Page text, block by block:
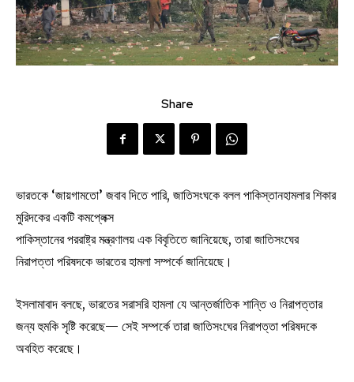
Share
ভারতকে ‘জায়গামতো’ জবাব দিতে পারি, জাতিসংঘকে বলল পাকিস্তানহামলার শিকার
মুরিদকের একটি কমপ্লেক্স
পাকিস্তানের পররাষ্ট্র মন্ত্রণালয় এক বিবৃতিতে জানিয়েছে, তারা জাতিসংঘের
নিরাপত্তা পরিষদকে ভারতের হামলা সম্পর্কে জানিয়েছে।
ইসলামাবাদ বলছে, ভারতের সরাসরি হামলা যে আন্তর্জাতিক শান্তি ও নিরাপত্তার
জন্য হুমকি সৃষ্টি করেছে— সেই সম্পর্কে তারা জাতিসংঘের নিরাপত্তা পরিষদকে
অবহিত করেছে।